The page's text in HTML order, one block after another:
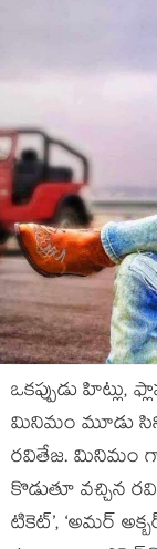
ఒకప్పుడు
మినిమం మూడు
రవితేజ. మినిమం
కొడుతూ వచ్చిన
టికెట్’, ‘అమర్